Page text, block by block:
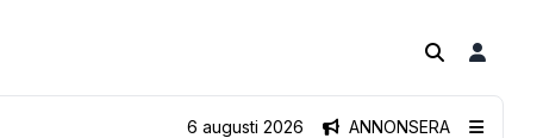
ANNONSERA
6 augusti 2026